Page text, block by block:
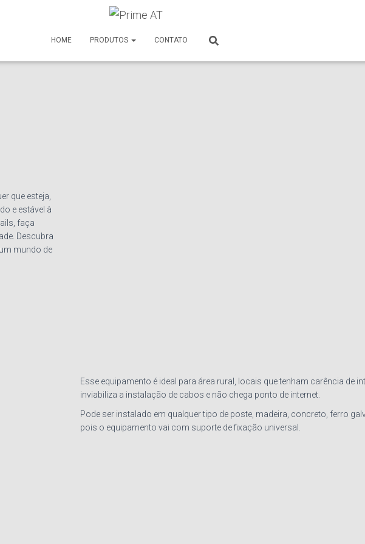
HOME PRODUTOS CONTATO
que esteja,
e estável à
faça
Descubra
mundo de
Esse equipamento é ideal para área rural, locais que tenham carência de
inviabiliza a instalação de cabos e não chega ponto de internet.
Pode ser instalado em qualquer tipo de poste, madeira, concreto, ferro
pois o equipamento vai com suporte de fixação universal.